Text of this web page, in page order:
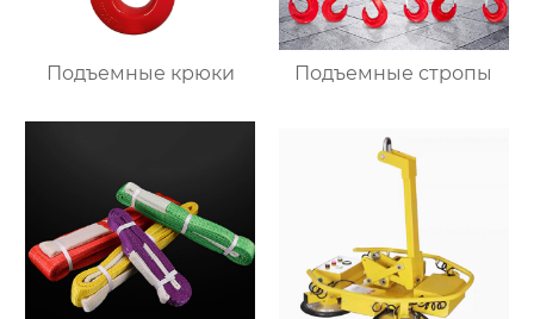
Подъемные крюки Подъемные стропы